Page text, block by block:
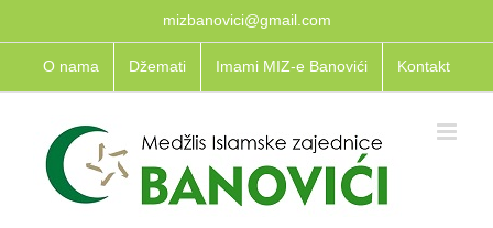
to
content
mizbanovici@gmail.com
O nama Džemati Imami MIZ-e Banovići Kontakt